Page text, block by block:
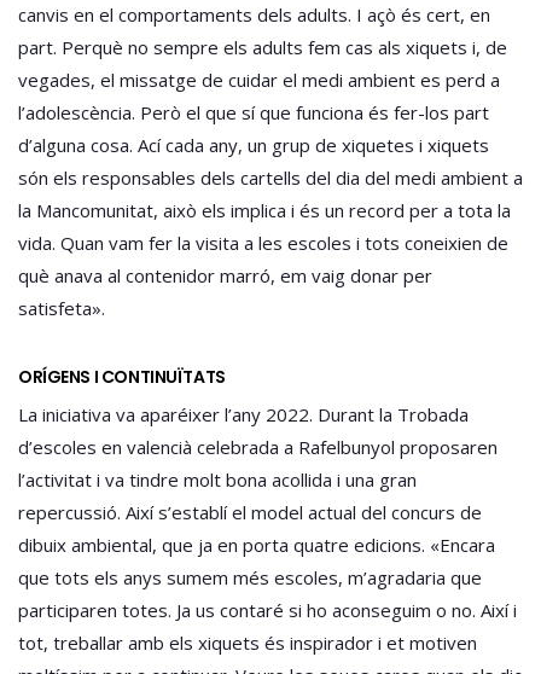
canvis en el comportaments dels adults. I açò és cert, en
part. Perquè no sempre els adults fem cas als xiquets i, de
vegades, el missatge de cuidar el medi ambient es perd a
l’adolescència. Però el que sí que funciona és fer-los part
d’alguna cosa. Ací cada any, un grup de xiquetes i xiquets
són els responsables dels cartells del dia del medi ambient a
la Mancomunitat, això els implica i és un record per a tota la
vida. Quan vam fer la visita a les escoles i tots coneixien de
què anava al contenidor marró, em vaig donar per
satisfeta».
ORÍGENS I CONTINUÏTATS
La iniciativa va aparéixer l’any 2022. Durant la Trobada
d’escoles en valencià celebrada a Rafelbunyol proposaren
l’activitat i va tindre molt bona acollida i una gran
repercussió. Així s’establí el model actual del concurs de
dibuix ambiental, que ja en porta quatre edicions. «Encara
que tots els anys sumem més escoles, m’agradaria que
participaren totes. Ja us contaré si ho aconseguim o no. Així i
tot, treballar amb els xiquets és inspirador i et motiven